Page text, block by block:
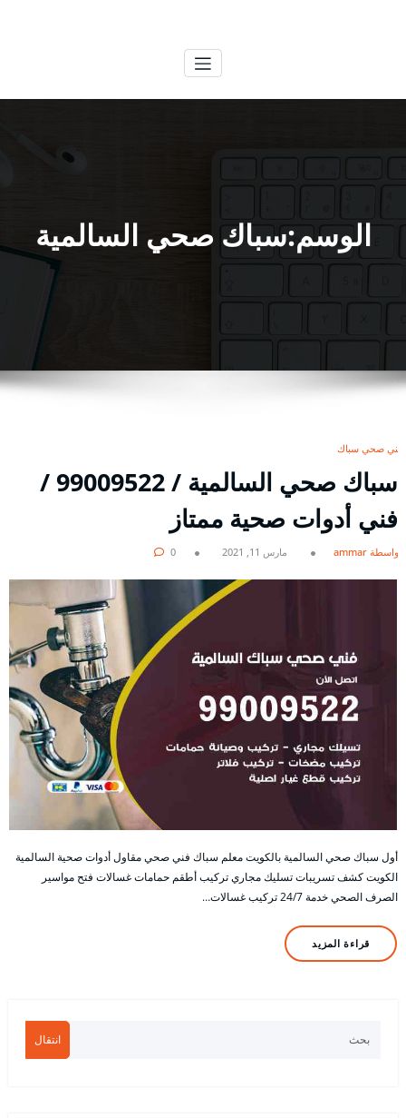
الوسم:سباك صحي السالمية
فني صحي سباك
سباك صحي السالمية / 99009522 /
فني أدوات صحية ممتاز
بواسطة ammar مارس 11, 2021 0
أول سباك صحي السالمية بالكويت معلم سباك فني صحي مقاول أدوات صحية السالمية
الكويت كشف تسريبات تسليك مجاري تركيب أطقم حمامات غسالات فتح مواسير
الصرف الصحي خدمة 24/7 تركيب غسالات…
قراءة المزيد
انتقال